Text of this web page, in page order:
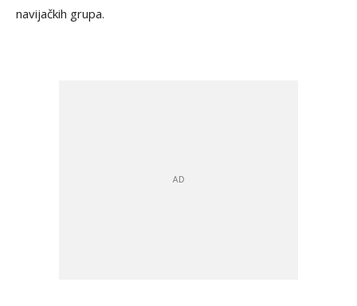
navijačkih grupa.